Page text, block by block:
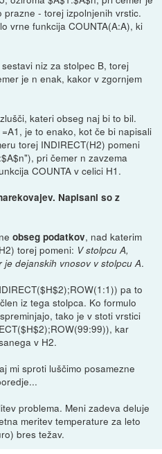
prazne - torej izpolnjenih vrstic.
vrne funkcija COUNTA(A:A), ki
niz za stolpec B, torej
je n enak, kakor v zgornjem
kateri obseg naj bi to bil.
je to enako, kot če bi napisali
torej INDIRECT(H2) pomeni
pri čemer n zavzema
COUNTA v celici H1.
Napisani so z
obseg podatkov, nad katerim
torej pomeni: V stolpcu A,
dejanskih vnosov v stolpcu A.
pa to
iz tega stolpca. Ko formulo
tako je v stoti vrstici
kar
v H2.
mi sproti luščimo posamezne
problema. Meni zadeva deluje
meritev temperature za leto
bres težav.